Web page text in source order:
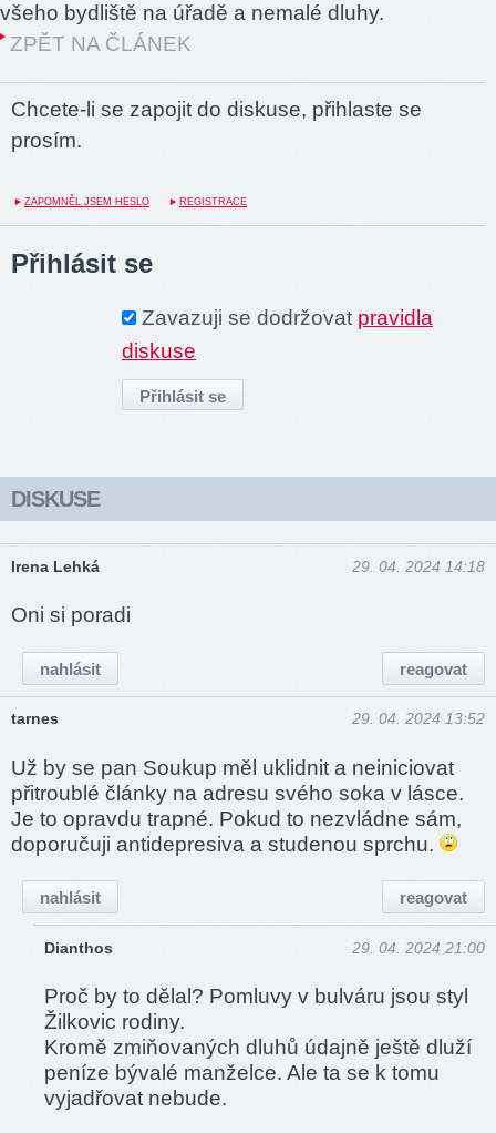
všeho bydliště na úřadě a nemalé dluhy.
ZPĚT NA ČLÁNEK
Chcete-li se zapojit do diskuse, přihlaste se
prosím.
ZAPOMNĚL JSEM HESLO REGISTRACE
Přihlásit se
Zavazuji se dodržovat pravidla
diskuse
DISKUSE
Irena Lehká 29. 04. 2024 14:18
Oni si poradi
reagovat
nahlásit
tarnes 29. 04. 2024 13:52
Už by se pan Soukup měl uklidnit a neiniciovat
přitroublé články na adresu svého soka v lásce.
Je to opravdu trapné. Pokud to nezvládne sám,
doporučuji antidepresiva a studenou sprchu.
reagovat
nahlásit
Dianthos 29. 04. 2024 21:00
Proč by to dělal? Pomluvy v bulváru jsou styl
Žilkovic rodiny.
Kromě zmiňovaných dluhů údajně ještě dluží
peníze bývalé manželce. Ale ta se k tomu
vyjadřovat nebude.